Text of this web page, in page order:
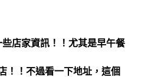
店家資訊！！尤其是早午餐
！！不過看一下地址，這個